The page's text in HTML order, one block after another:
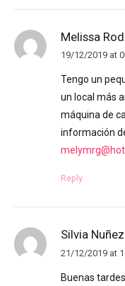
Melissa
19/12/2019 at
Tengo un
un local más
máquina de
información
Reply
Silvia Nuñez
21/12/2019 at
Buenas